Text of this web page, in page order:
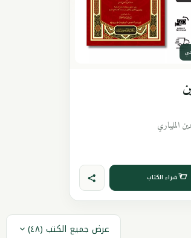
المليباري
شراء الكتاب
عرض جميع الكتب (٤٨)